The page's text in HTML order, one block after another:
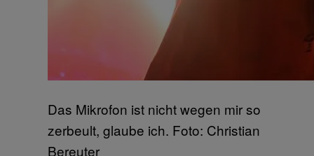
Das Mikrofon ist nicht wegen mir so
zerbeult, glaube ich. Foto: Christian
Bereuter